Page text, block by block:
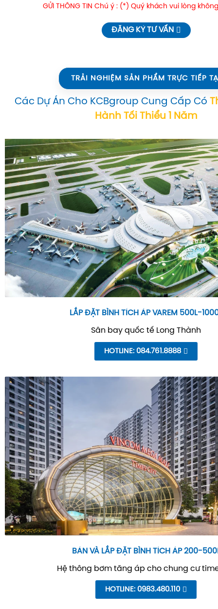
GỬI THÔNG TIN Chú ý : (*) Quý khách vui lòng
ĐĂNG KÝ TƯ VẤN
TRẢI NGHIỆM SẢN PHẨM TRỰC TIẾP
Các Dự Án Cho KCBgroup Cung Cấp Có
Hành Tối Thiểu 1 Năm
LẮP ĐẶT BÌNH TÍCH ÁP VAREM 500L-
Sân bay quốc tế Long Thành
HOTLINE: 084.761.8888
BÁN VÀ LẮP ĐẶT BÌNH TÍCH ÁP 200-
Hệ thông bơm tăng áp cho chung cư
HOTLINE: 0983.480.110